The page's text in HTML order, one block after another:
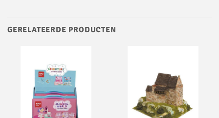
GERELATEERDE PRODUCTEN